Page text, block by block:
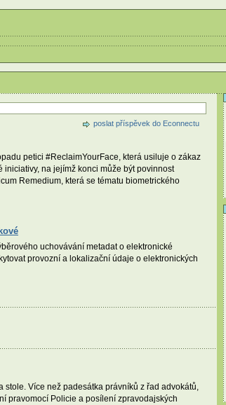
poslat příspěvek do Econnectu
petici #ReclaimYourFace, která usiluje o zákaz
na jejímž konci může být povinnost
Remedium, která se tématu biometrického
uchovávání metadat o elektronické
provozní a lokalizační údaje o elektronických
Více než padesátka právníků z řad advokátů,
pravomocí Policie a posílení zpravodajských